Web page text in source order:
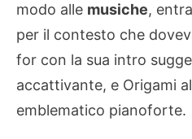
modo alle musiche,
per il contesto che
for con la sua intro
accattivante, e Origami
emblematico pianoforte.